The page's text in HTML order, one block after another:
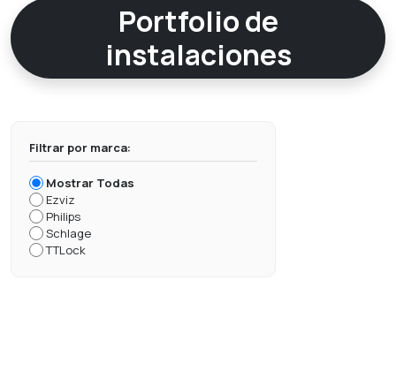
Portfolio de
instalaciones
Filtrar por marca:
Mostrar Todas
Ezviz
Philips
Schlage
TTLock